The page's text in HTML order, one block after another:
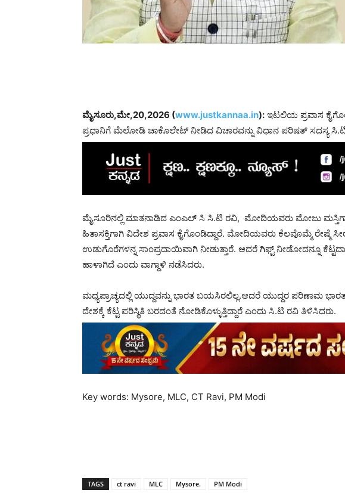
ಮೈಸೂರು,ಮೇ,20,2026 (www.justkannaa.in): ಇಟಲಿಯ ಪ್ರವಾಸ
ಪ್ರಧಾನಿಗೆ ಮೆಲೋಡಿ ಚಾಕೊಲೇಟ್ ನೀಡಿದ ವಿಚಾರವನ್ನು ವಿಧಾನ ಪರಿಷತ್ ಸದಸ್ಯ
ಮೈಸೂರಿನಲ್ಲಿ ಮಾತನಾಡಿದ ಎಂಎಲ್ ಸಿ ಸಿ.ಟಿ ರವಿ, ಮೋದಿಯವರು ಮೋಜು
ಹಿತಾಸಕ್ತಿಗಾಗಿ ವಿದೇಶ ಪ್ರವಾಸ ಕೈಗೊಂಡಿದ್ದಾರೆ. ಮೋದಿಯವರು ಕೆಲವೊಮ್ಮೆ ರೇಷ್ಮೆ
ಉಡುಗೊರೆಗಳನ್ನ ಸಾಂಪ್ರದಾಯಿವಾಗಿ ನೀಡುತ್ತಾರೆ. ಆದರೆ ಗಿಫ್ಟ್ ನೀಡೋದನ್ನೂ
ಹಾಳಾಗಿದೆ ಎಂದು ವಾಗ್ದಾಳಿ ನಡೆಸಿದರು.
ಮಧ್ಯಪ್ರಾಚ್ಯದಲ್ಲಿ ಯುದ್ದವನ್ನು ಭಾರತ ಬಯಸಿರಲಿಲ್ಲ.ಆದರೆ ಯುದ್ದರ ಪರಿಣಾಮ
ದೇಶಕ್ಕೆ ಕೆಟ್ಟ ಪರಿಸ್ಥಿತಿ ಬರದಂತೆ ನೋಡಿಕೊಳ್ಳುತ್ತಿದ್ದಾರೆ ಎಂದು ಸಿ.ಟಿ ರವಿ ತಿಳಿಸಿದರು.
Key words: Mysore, MLC, CT Ravi, PM Modi
TAGS ct ravi MLC Mysore. PM Modi